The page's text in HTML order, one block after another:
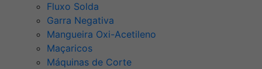
Fluxo Solda
Garra Negativa
Mangueira Oxi-Acetileno
Maçaricos
Máquinas de Corte